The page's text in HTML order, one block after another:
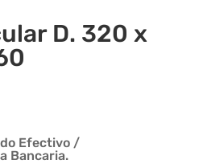
D. 320 x
Efectivo /
Bancaria.